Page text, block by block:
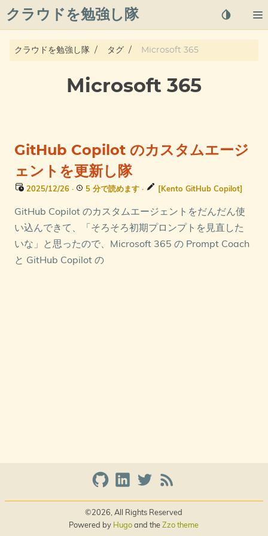
クラウドを勉強し隊
About
azure overview
タグ
クラウドを勉強し隊 タグ Microsoft 365
Microsoft 365
GitHub Copilot のカスタムエージ
ェントを更新し隊
2025/12/26 · 5 分で読めます · [Kento GitHub Copilot]
GitHub Copilot のカスタムエージェントをだんだん使
い込んできて、「そろそろ初期プロンプトを見直した
いな」と思ったので、Microsoft 365 の Prompt Coach
と GitHub Copilot の
©2026, All Rights Reserved
Powered by Hugoand theZzo theme